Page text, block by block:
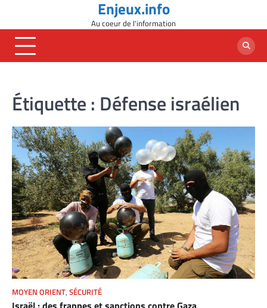
content
Enjeux.info
Au coeur de l'information
Étiquette : Défense israélien
MOYEN ORIENT, SÉCURITÉ